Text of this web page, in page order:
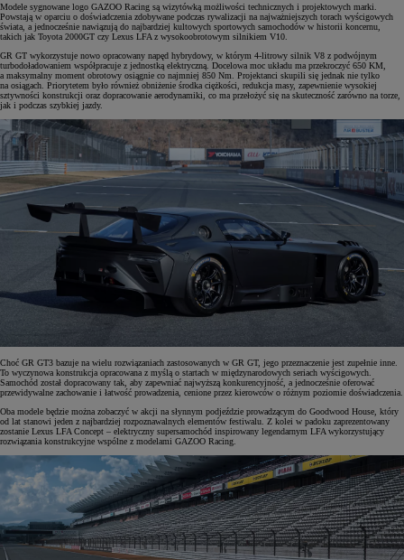
Modele sygnowane logo GAZOO Racing są wizytówką możliwości technicznych i projektowych marki.
Powstają w oparciu o doświadczenia zdobywane podczas rywalizacji na najważniejszych torach wyścigowych
świata, a jednocześnie nawiązują do najbardziej kultowych sportowych samochodów w historii koncernu,
takich jak Toyota 2000GT czy Lexus LFA z wysokoobrotowym silnikiem V10.
GR GT wykorzystuje nowo opracowany napęd hybrydowy, w którym 4-litrowy silnik V8 z podwójnym
turbodoładowaniem współpracuje z jednostką elektryczną. Docelowa moc układu ma przekroczyć 650 KM,
a maksymalny moment obrotowy osiągnie co najmniej 850 Nm. Projektanci skupili się jednak nie tylko
na osiągach. Priorytetem było również obniżenie środka ciężkości, redukcja masy, zapewnienie wysokiej
sztywności konstrukcji oraz dopracowanie aerodynamiki, co ma przełożyć się na skuteczność zarówno na torze,
jak i podczas szybkiej jazdy.
Choć GR GT3 bazuje na wielu rozwiązaniach zastosowanych w GR GT, jego przeznaczenie jest zupełnie inne.
To wyczynowa konstrukcja opracowana z myślą o startach w międzynarodowych seriach wyścigowych.
Samochód został dopracowany tak, aby zapewniać najwyższą konkurencyjność, a jednocześnie oferować
przewidywalne zachowanie i łatwość prowadzenia, cenione przez kierowców o różnym poziomie doświadczenia.
Oba modele będzie można zobaczyć w akcji na słynnym podjeździe prowadzącym do Goodwood House, który
od lat stanowi jeden z najbardziej rozpoznawalnych elementów festiwalu. Z kolei w padoku zaprezentowany
zostanie Lexus LFA Concept – elektryczny supersamochód inspirowany legendarnym LFA wykorzystujący
rozwiązania konstrukcyjne wspólne z modelami GAZOO Racing.